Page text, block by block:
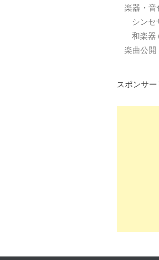
楽器・音
シンセ
和楽器
楽曲公開
スポンサー